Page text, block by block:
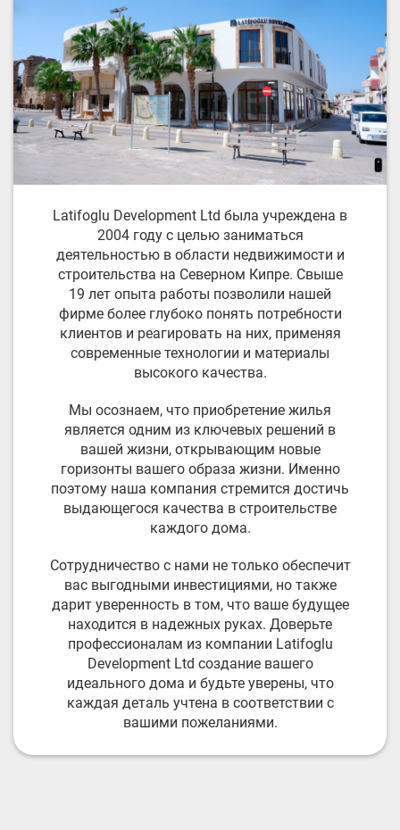
Latifoglu Development Ltd была учреждена в
2004 году с целью заниматься
деятельностью в области недвижимости и
строительства на Северном Кипре. Свыше
19 лет опыта работы позволили нашей
фирме более глубоко понять потребности
клиентов и реагировать на них, применяя
современные технологии и материалы
высокого качества.
Мы осознаем, что приобретение жилья
является одним из ключевых решений в
вашей жизни, открывающим новые
горизонты вашего образа жизни. Именно
поэтому наша компания стремится достичь
выдающегося качества в строительстве
каждого дома.
Сотрудничество с нами не только обеспечит
вас выгодными инвестициями, но также
дарит уверенность в том, что ваше будущее
находится в надежных руках. Доверьте
профессионалам из компании Latifoglu
Development Ltd создание вашего
идеального дома и будьте уверены, что
каждая деталь учтена в соответствии с
вашими пожеланиями.